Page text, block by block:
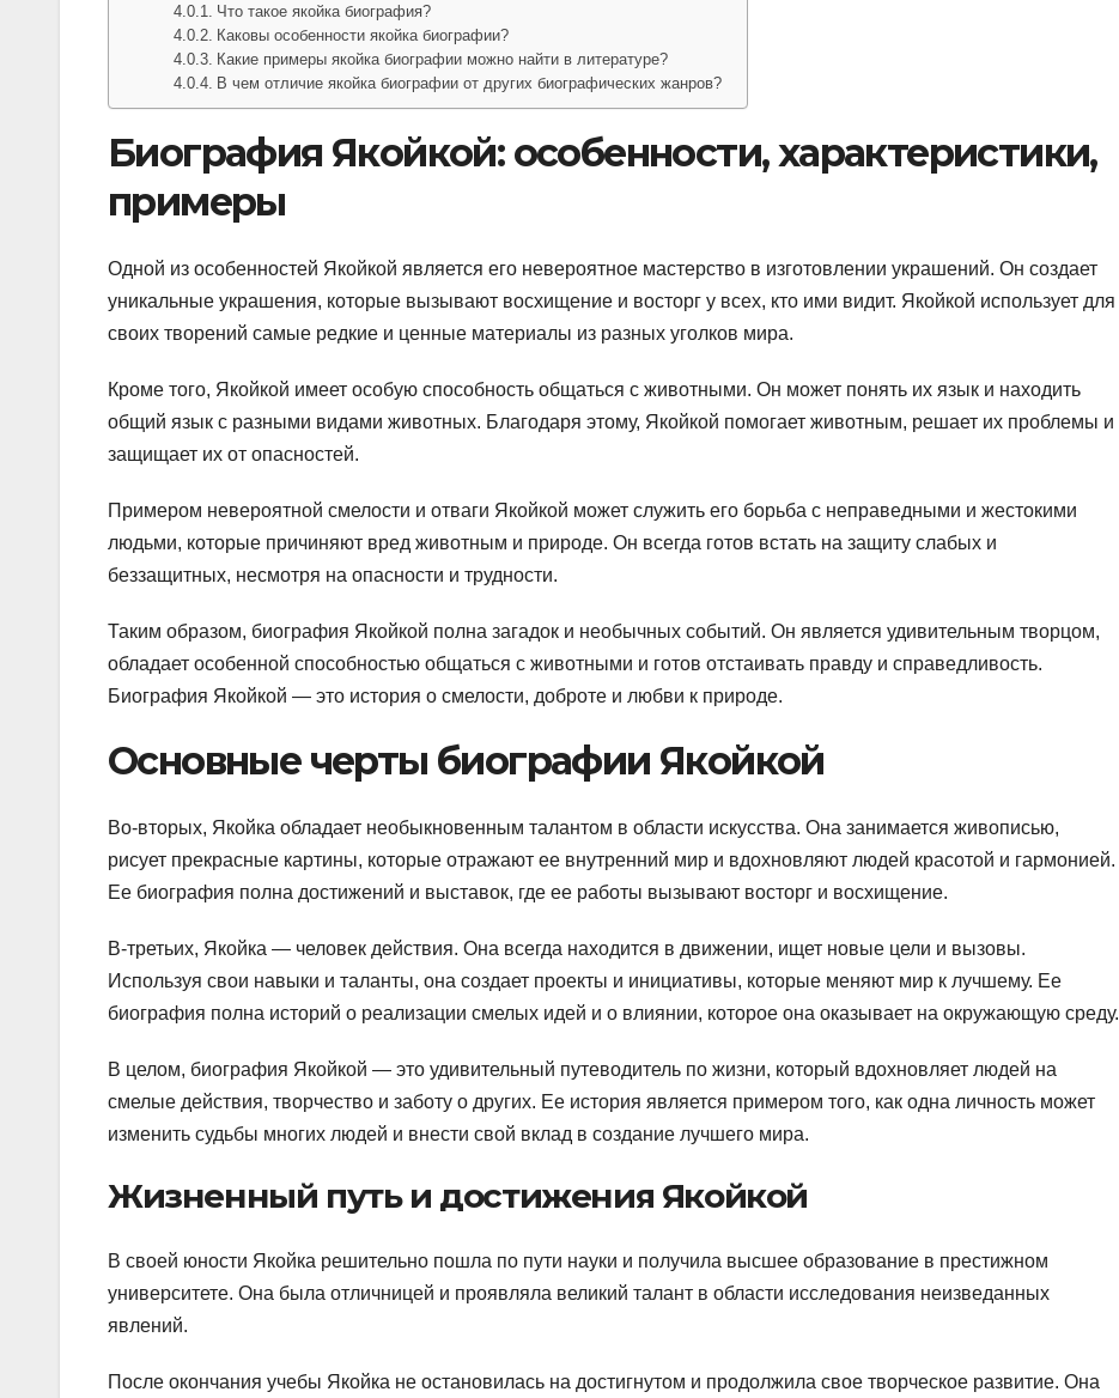
Что такое якойка биография?
Каковы особенности якойка биографии?
Какие примеры якойка биографии можно найти в литературе?
В чем отличие якойка биографии от других биографических жанров?
Биография Якойкой: особенности, характеристики,
примеры
Одной из особенностей Якойкой является его невероятное мастерство в изготовлении украшений. Он создает
уникальные украшения, которые вызывают восхищение и восторг у всех, кто ими видит. Якойкой использует для
своих творений самые редкие и ценные материалы из разных уголков мира.
Кроме того, Якойкой имеет особую способность общаться с животными. Он может понять их язык и находить
общий язык с разными видами животных. Благодаря этому, Якойкой помогает животным, решает их проблемы и
защищает их от опасностей.
Примером невероятной смелости и отваги Якойкой может служить его борьба с неправедными и жестокими
людьми, которые причиняют вред животным и природе. Он всегда готов встать на защиту слабых и
беззащитных, несмотря на опасности и трудности.
Таким образом, биография Якойкой полна загадок и необычных событий. Он является удивительным творцом,
обладает особенной способностью общаться с животными и готов отстаивать правду и справедливость.
Биография Якойкой — это история о смелости, доброте и любви к природе.
Основные черты биографии Якойкой
Во-вторых, Якойка обладает необыкновенным талантом в области искусства. Она занимается живописью,
рисует прекрасные картины, которые отражают ее внутренний мир и вдохновляют людей красотой и гармонией.
Ее биография полна достижений и выставок, где ее работы вызывают восторг и восхищение.
В-третьих, Якойка — человек действия. Она всегда находится в движении, ищет новые цели и вызовы.
Используя свои навыки и таланты, она создает проекты и инициативы, которые меняют мир к лучшему. Ее
биография полна историй о реализации смелых идей и о влиянии, которое она оказывает на окружающую среду.
В целом, биография Якойкой — это удивительный путеводитель по жизни, который вдохновляет людей на
смелые действия, творчество и заботу о других. Ее история является примером того, как одна личность может
изменить судьбы многих людей и внести свой вклад в создание лучшего мира.
Жизненный путь и достижения Якойкой
В своей юности Якойка решительно пошла по пути науки и получила высшее образование в престижном
университете. Она была отличницей и проявляла великий талант в области исследования неизведанных
явлений.
После окончания учебы Якойка не остановилась на достигнутом и продолжила свое творческое развитие. Она